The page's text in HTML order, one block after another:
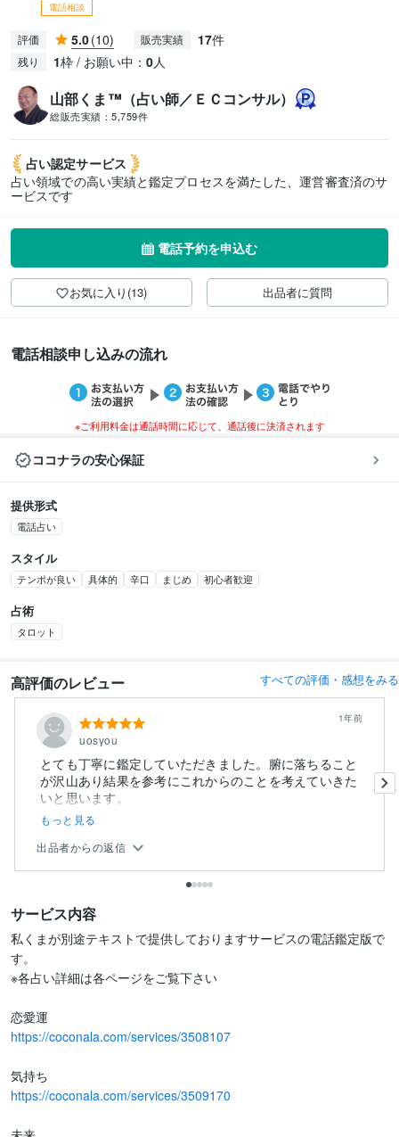
電話相談
評価 5.0(10) 販売実績 17件
残り 1枠 / お願い中： 0人
山部くま™（占い師／ＥＣコンサル）
総販売実績： 5,759件
占い認定サービス
占い領域での高い実績と鑑定プロセスを満たした、運営審査済のサ
ービスです
電話予約を申込む
お気に入り(13) 出品者に質問
電話相談申し込みの流れ
※ご利用料金は通話時間に応じて、通話後に決済されます
ココナラの安心保証
提供形式
電話占い
スタイル
テンポが良い 具体的 辛口 まじめ 初心者歓迎
占術
タロット
高評価のレビュー すべての評価・感想をみる
uosyou
1年前
とても丁寧に鑑定していただきました。腑に落ちること
が沢山あり結果を参考にこれからのことを考えていきた
いと思います。
また...
もっと見る
出品者からの返信
サービス内容
私くまが別途テキストで提供しておりますサービスの電話鑑定版で
す。
※各占い詳細は各ページをご覧下さい
https://coconala.com/services/3508107
https://coconala.com/services/3509170